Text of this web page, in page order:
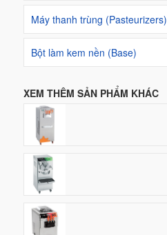
Máy thanh trùng (Pasteurizers)
Bột làm kem nền (Base)
XEM THÊM SẢN PHẨM KHÁC